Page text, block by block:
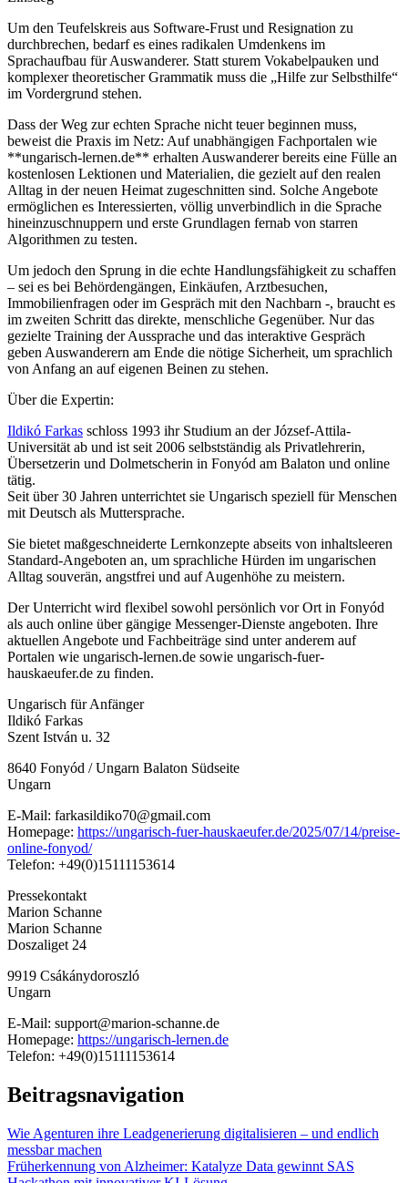
Um den Teufelskreis aus Software-Frust und Resignation zu
durchbrechen, bedarf es eines radikalen Umdenkens im
Sprachaufbau für Auswanderer. Statt sturem Vokabelpauken und
komplexer theoretischer Grammatik muss die „Hilfe zur Selbsthilfe“
im Vordergrund stehen.
Dass der Weg zur echten Sprache nicht teuer beginnen muss,
beweist die Praxis im Netz: Auf unabhängigen Fachportalen wie
**ungarisch-lernen.de** erhalten Auswanderer bereits eine Fülle an
kostenlosen Lektionen und Materialien, die gezielt auf den realen
Alltag in der neuen Heimat zugeschnitten sind. Solche Angebote
ermöglichen es Interessierten, völlig unverbindlich in die Sprache
hineinzuschnuppern und erste Grundlagen fernab von starren
Algorithmen zu testen.
Um jedoch den Sprung in die echte Handlungsfähigkeit zu schaffen
– sei es bei Behördengängen, Einkäufen, Arztbesuchen,
Immobilienfragen oder im Gespräch mit den Nachbarn -, braucht es
im zweiten Schritt das direkte, menschliche Gegenüber. Nur das
gezielte Training der Aussprache und das interaktive Gespräch
geben Auswanderern am Ende die nötige Sicherheit, um sprachlich
von Anfang an auf eigenen Beinen zu stehen.
Über die Expertin:
Ildikó Farkas schloss 1993 ihr Studium an der József-Attila-
Universität ab und ist seit 2006 selbstständig als Privatlehrerin,
Übersetzerin und Dolmetscherin in Fonyód am Balaton und online
tätig.
Seit über 30 Jahren unterrichtet sie Ungarisch speziell für Menschen
mit Deutsch als Muttersprache.
Sie bietet maßgeschneiderte Lernkonzepte abseits von inhaltsleeren
Standard-Angeboten an, um sprachliche Hürden im ungarischen
Alltag souverän, angstfrei und auf Augenhöhe zu meistern.
Der Unterricht wird flexibel sowohl persönlich vor Ort in Fonyód
als auch online über gängige Messenger-Dienste angeboten. Ihre
aktuellen Angebote und Fachbeiträge sind unter anderem auf
Portalen wie ungarisch-lernen.de sowie ungarisch-fuer-
hauskaeufer.de zu finden.
Ungarisch für Anfänger
Ildikó Farkas
Szent István u. 32
8640 Fonyód / Ungarn Balaton Südseite
Ungarn
E-Mail: farkasildiko70@gmail.com
Homepage: https://ungarisch-fuer-hauskaeufer.de/2025/07/14/preise-
online-fonyod/
Telefon: +49(0)15111153614
Pressekontakt
Marion Schanne
Marion Schanne
Doszaliget 24
9919 Csákánydoroszló
Ungarn
E-Mail: support@marion-schanne.de
Homepage: https://ungarisch-lernen.de
Telefon: +49(0)15111153614
Beitragsnavigation
Wie Agenturen ihre Leadgenerierung digitalisieren – und endlich
messbar machen
Früherkennung von Alzheimer: Katalyze Data gewinnt SAS